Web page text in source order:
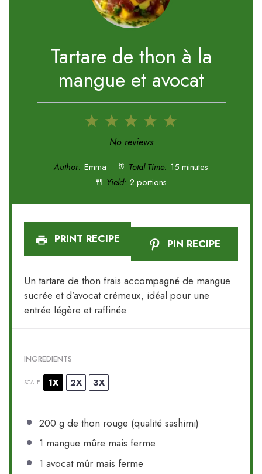
Tartare de thon à la
mangue et avocat
5
4
3
Stars
2
Stars
1
Star
No reviews
Author: Emma Total Time: 15 minutes
Yield: 2 portions
PRINT RECIPE PIN RECIPE
Un tartare de thon frais accompagné de mangue
sucrée et d’avocat crémeux, idéal pour une
entrée légère et raffinée.
INGREDIENTS
SCALE 1X 2X 3X
200 g de thon rouge (qualité sashimi)
1 mangue mûre mais ferme
1 avocat mûr mais ferme